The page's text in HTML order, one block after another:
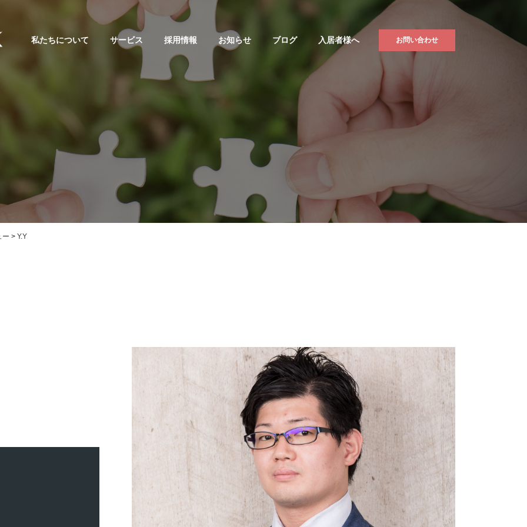
私たちについて サービス 採用情報 お知らせ ブログ 入居者様へ お問い合わせ
ー > Y.Y